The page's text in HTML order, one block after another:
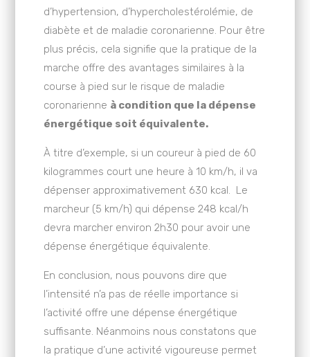
d’hypertension, d’hypercholestérolémie, de
diabète et de maladie coronarienne. Pour être
plus précis, cela signifie que la pratique de la
marche offre des avantages similaires à la
course à pied sur le risque de maladie
coronarienne à condition que la dépense
énergétique soit équivalente.
À titre d’exemple, si un coureur à pied de 60
kilogrammes court une heure à 10 km/h, il va
dépenser approximativement 630 kcal. Le
marcheur (5 km/h) qui dépense 248 kcal/h
devra marcher environ 2h30 pour avoir une
dépense énergétique équivalente.
En conclusion, nous pouvons dire que
l’intensité n’a pas de réelle importance si
l’activité offre une dépense énergétique
suffisante. Néanmoins nous constatons que
la pratique d’une activité vigoureuse permet